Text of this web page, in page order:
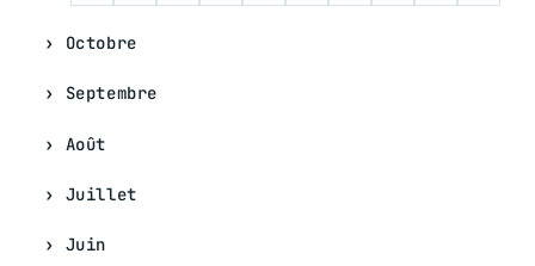
Octobre
Septembre
Août
Juillet
Juin